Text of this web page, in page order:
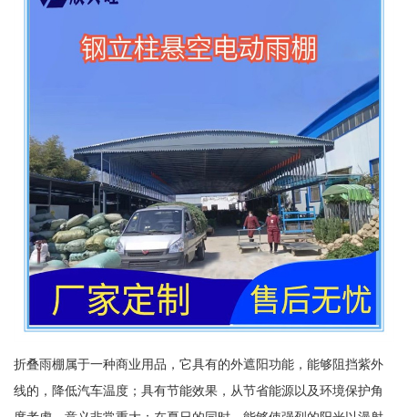
折叠雨棚属于一种商业用品，它具有的外遮阳功能，能够阻挡紫外
线的，降低汽车温度；具有节能效果，从节省能源以及环境保护角